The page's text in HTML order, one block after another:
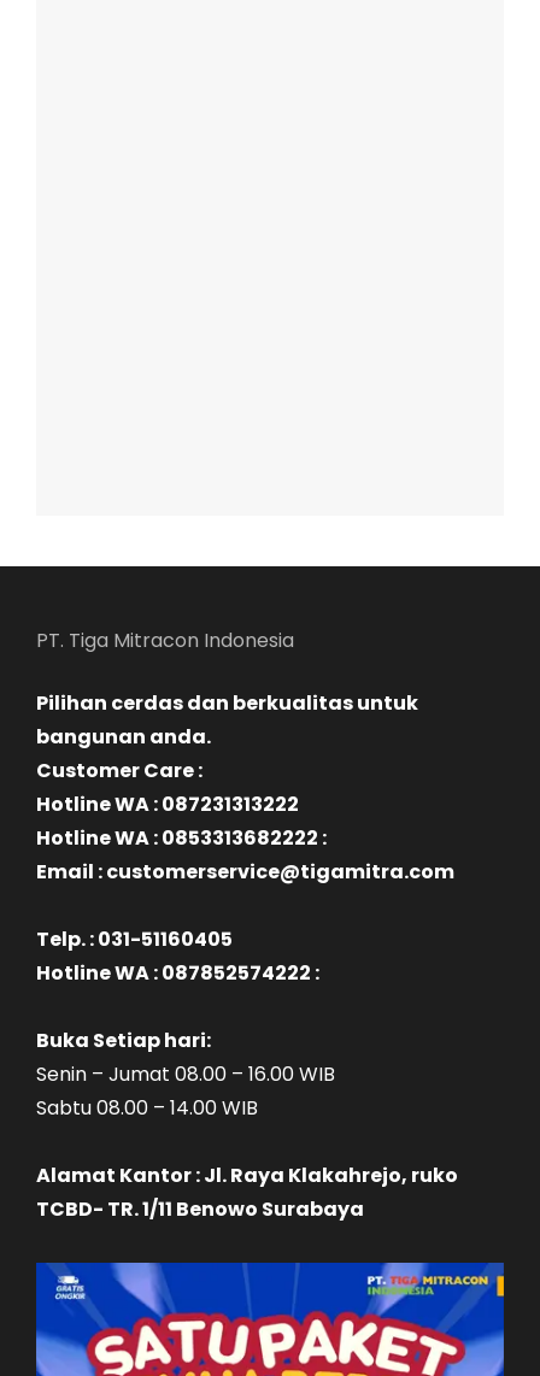
PT. Tiga Mitracon Indonesia
Pilihan cerdas dan berkualitas untuk
bangunan anda.
Customer Care :
Hotline WA : 087231313222
Hotline WA : 0853313682222 :
Email : customerservice@tigamitra.com
Telp. : 031-51160405
Hotline WA : 087852574222 :
Buka Setiap hari:
Senin – Jumat 08.00 – 16.00 WIB
Sabtu 08.00 – 14.00 WIB
Alamat Kantor : Jl. Raya Klakahrejo, ruko
TCBD- TR. 1/11 Benowo Surabaya